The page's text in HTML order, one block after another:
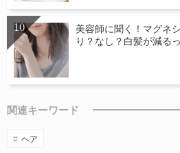
美容師に聞く！マグネ
り？なし？白髪が減る
関連キーワード
ヘア